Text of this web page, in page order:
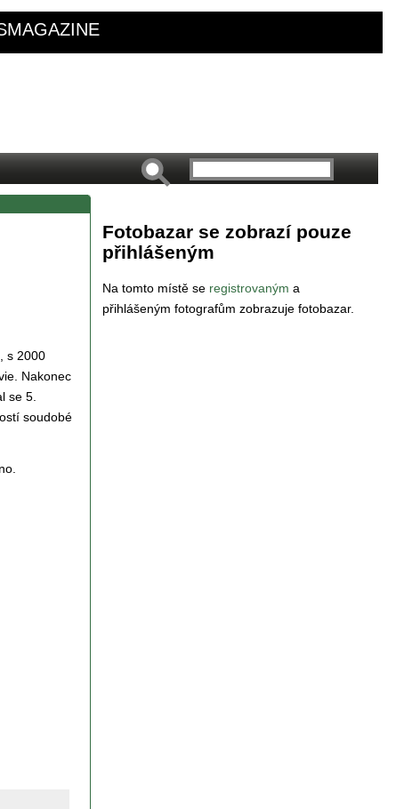
s 2000
Nakonec
se 5.
soudobé
Fotobazar se zobrazí pouze
přihlášeným
Na tomto místě se registrovaným a
přihlášeným fotografům zobrazuje fotobazar.